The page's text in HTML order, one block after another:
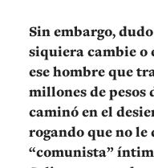
Sin embargo,
siquiera cambie o
ese hombre que
millones de pesos
caminó en el
rogando que no
“comunista”